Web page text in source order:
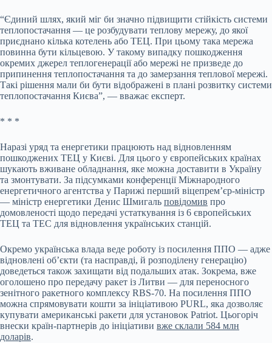
“Єдиний шлях, який міг би значно підвищити стійкість системи
теплопостачання — це розбудувати теплову мережу, до якої
приєднано кілька котелень або ТЕЦ. При цьому така мережа
повинна бути кільцевою. У такому випадку пошкодження
окремих джерел теплогенерації або мережі не призведе до
припинення теплопостачання та до замерзання теплової мережі.
Такі рішення мали би бути відображені в плані розвитку системи
теплопостачання Києва”, — вважає експерт.
* * *
Наразі уряд та енергетики працюють над відновленням
пошкоджених ТЕЦ у Києві. Для цього у європейських країнах
шукають вживане обладнання, яке можна доставити в Україну
та змонтувати. За підсумками конференції Міжнародного
енергетичного агентства у Парижі перший віцепрем’єр-міністр
— міністр енергетики Денис Шмигаль повідомив про
домовленості щодо передачі устаткування із 6 європейських
ТЕЦ та ТЕС для відновлення українських станцій.
Окремо українська влада веде роботу із посилення ППО — адже
відновлені об’єкти (та насправді, й розподілену генерацію)
доведеться також захищати від подальших атак. Зокрема, вже
оголошено про передачу ракет із Литви — для переносного
зенітного ракетного комплексу RBS-70. На посилення ППО
можна спрямовувати кошти за ініціативою PURL, яка дозволяє
купувати американські ракети для установок Patriot. Цьогоріч
внески країн-партнерів до ініціативи вже склали 584 млн
доларів.